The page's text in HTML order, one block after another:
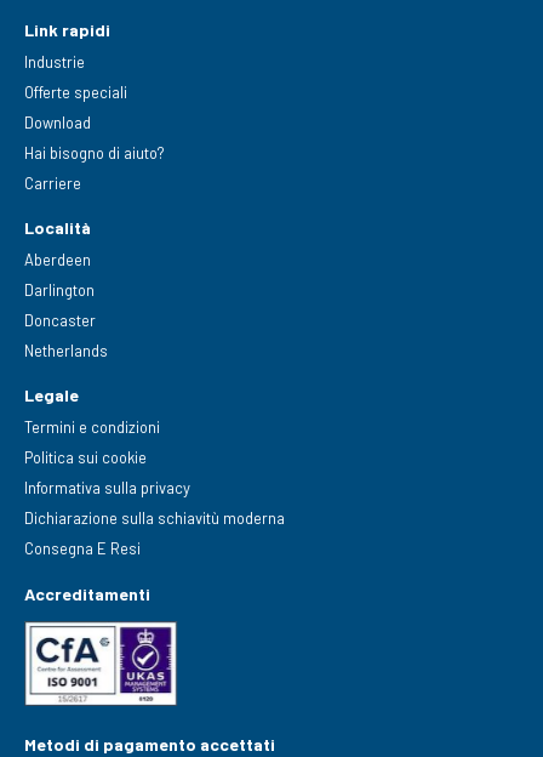
Link rapidi
Industrie
Offerte speciali
Download
Hai bisogno di aiuto?
Carriere
Località
Aberdeen
Darlington
Doncaster
Netherlands
Legale
Termini e condizioni
Politica sui cookie
Informativa sulla privacy
Dichiarazione sulla schiavitù moderna
Consegna E Resi
Accreditamenti
Metodi di pagamento accettati